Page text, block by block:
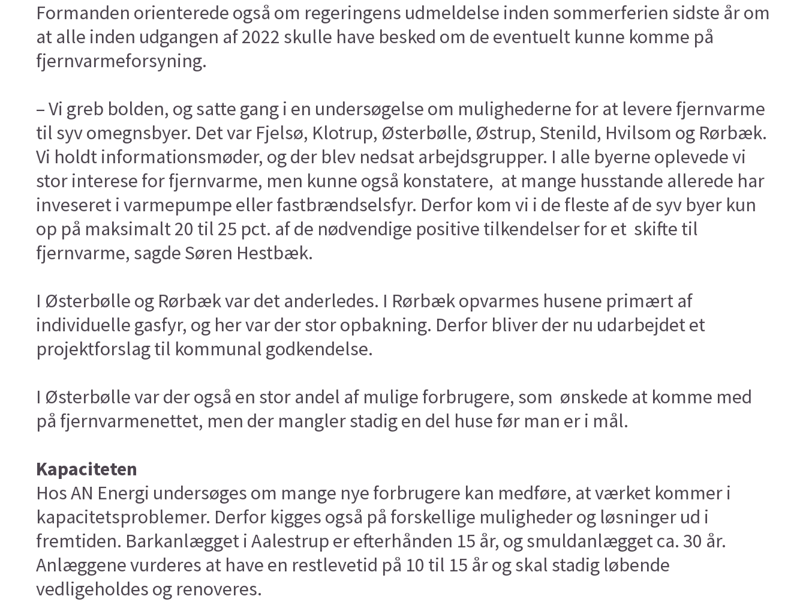
Formanden orienterede også om regeringens udmeldelse inden sommerferien sidste år om
at alle inden udgangen af 2022 skulle have besked om de eventuelt kunne komme på
fjernvarmeforsyning.
– Vi greb bolden, og satte gang i en undersøgelse om mulighederne for at levere fjernvarme
til syv omegnsbyer. Det var Fjelsø, Klotrup, Østerbølle, Østrup, Stenild, Hvilsom og Rørbæk.
Vi holdt informationsmøder, og der blev nedsat arbejdsgrupper. I alle byerne oplevede vi
stor interese for fjernvarme, men kunne også konstatere, at mange husstande allerede har
inveseret i varmepumpe eller fastbrændselsfyr. Derfor kom vi i de fleste af de syv byer kun
op på maksimalt 20 til 25 pct. af de nødvendige positive tilkendelser for et skifte til
fjernvarme, sagde Søren Hestbæk.
I Østerbølle og Rørbæk var det anderledes. I Rørbæk opvarmes husene primært af
individuelle gasfyr, og her var der stor opbakning. Derfor bliver der nu udarbejdet et
projektforslag til kommunal godkendelse.
I Østerbølle var der også en stor andel af mulige forbrugere, som ønskede at komme med
på fjernvarmenettet, men der mangler stadig en del huse før man er i mål.
Kapaciteten
Hos AN Energi undersøges om mange nye forbrugere kan medføre, at værket kommer i
kapacitetsproblemer. Derfor kigges også på forskellige muligheder og løsninger ud i
fremtiden. Barkanlægget i Aalestrup er efterhånden 15 år, og smuldanlægget ca. 30 år.
Anlæggene vurderes at have en restlevetid på 10 til 15 år og skal stadig løbende
vedligeholdes og renoveres.